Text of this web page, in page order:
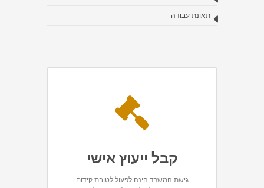
תאונת עבודה
קבל ייעוץ אישי
גישת המשרד הינה לפעול לטובת קידום